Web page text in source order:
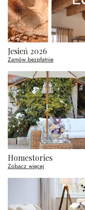
Jesień 2026
Zamów bezpłatnie
Homestories
Zobacz więcej